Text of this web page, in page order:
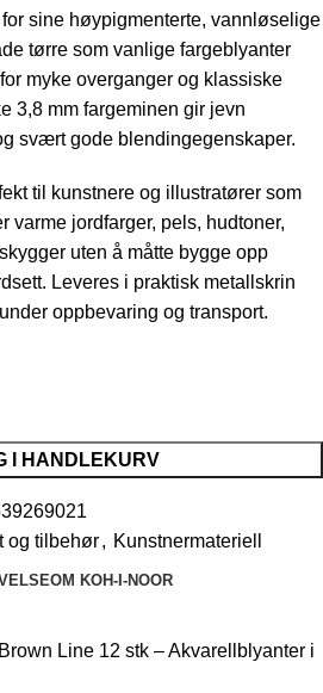
sine høypigmenterte, vannløselige
tørre som vanlige fargeblyanter
myke overganger og klassiske
3,8 mm fargeminen gir jevn
svært gode blendingegenskaper.
til kunstnere og illustratører som
varme jordfarger, pels, hudtoner,
uten å måtte bygge opp
Leveres i praktisk metallskrin
oppbevaring og transport.
I HANDLEKURV
og tilbehør, Kunstnermateriell
OM KOH-I-NOOR
Line 12 stk – Akvarellblyanter i